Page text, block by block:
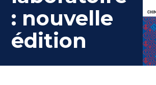
: nouvelle
édition